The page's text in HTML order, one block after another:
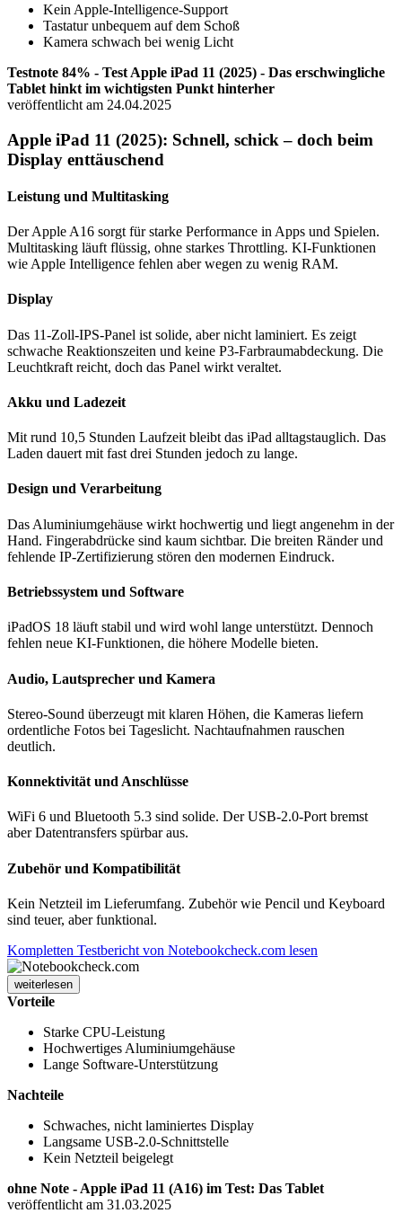
Kein Apple-Intelligence-Support
Tastatur unbequem auf dem Schoß
Kamera schwach bei wenig Licht
Testnote 84% - Test Apple iPad 11 (2025) - Das erschwingliche
Tablet hinkt im wichtigsten Punkt hinterher
veröffentlicht am 24.04.2025
Apple iPad 11 (2025): Schnell, schick – doch beim
Display enttäuschend
Leistung und Multitasking
Der Apple A16 sorgt für starke Performance in Apps und Spielen.
Multitasking läuft flüssig, ohne starkes Throttling. KI-Funktionen
wie Apple Intelligence fehlen aber wegen zu wenig RAM.
Display
Das 11-Zoll-IPS-Panel ist solide, aber nicht laminiert. Es zeigt
schwache Reaktionszeiten und keine P3-Farbraumabdeckung. Die
Leuchtkraft reicht, doch das Panel wirkt veraltet.
Akku und Ladezeit
Mit rund 10,5 Stunden Laufzeit bleibt das iPad alltagstauglich. Das
Laden dauert mit fast drei Stunden jedoch zu lange.
Design und Verarbeitung
Das Aluminiumgehäuse wirkt hochwertig und liegt angenehm in der
Hand. Fingerabdrücke sind kaum sichtbar. Die breiten Ränder und
fehlende IP-Zertifizierung stören den modernen Eindruck.
Betriebssystem und Software
iPadOS 18 läuft stabil und wird wohl lange unterstützt. Dennoch
fehlen neue KI-Funktionen, die höhere Modelle bieten.
Audio, Lautsprecher und Kamera
Stereo-Sound überzeugt mit klaren Höhen, die Kameras liefern
ordentliche Fotos bei Tageslicht. Nachtaufnahmen rauschen
deutlich.
Konnektivität und Anschlüsse
WiFi 6 und Bluetooth 5.3 sind solide. Der USB-2.0-Port bremst
aber Datentransfers spürbar aus.
Zubehör und Kompatibilität
Kein Netzteil im Lieferumfang. Zubehör wie Pencil und Keyboard
sind teuer, aber funktional.
Kompletten Testbericht von Notebookcheck.com lesen
weiterlesen
Vorteile
Starke CPU-Leistung
Hochwertiges Aluminiumgehäuse
Lange Software-Unterstützung
Nachteile
Schwaches, nicht laminiertes Display
Langsame USB-2.0-Schnittstelle
Kein Netzteil beigelegt
ohne Note - Apple iPad 11 (A16) im Test: Das Tablet
veröffentlicht am 31.03.2025